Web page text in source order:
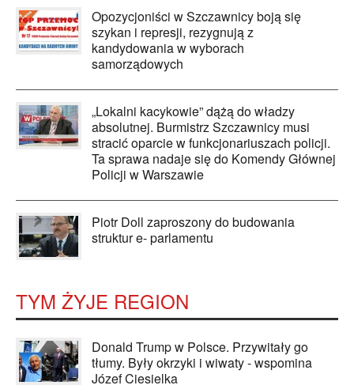
Opozycjoniści w Szczawnicy boją się
szykan i represji, rezygnują z
kandydowania w wyborach
samorządowych
„Lokalni kacykowie” dążą do władzy
absolutnej. Burmistrz Szczawnicy musi
stracić oparcie w funkcjonariuszach policji.
Ta sprawa nadaje się do Komendy Głównej
Policji w Warszawie
Piotr Doll zaproszony do budowania
struktur e- parlamentu
TYM ŻYJE REGION
Donald Trump w Polsce. Przywitały go
tłumy. Były okrzyki i wiwaty - wspomina
Józef Ciesielka